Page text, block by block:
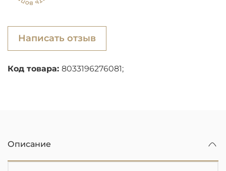
Написать отзыв
Код товара: 8033196276081;
Описание